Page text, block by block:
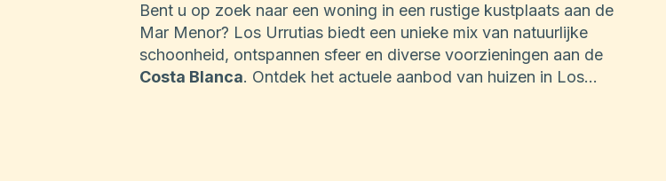
Bent u op zoek naar een woning in een rustige kustplaats aan de
Mar Menor? Los Urrutias biedt een unieke mix van natuurlijke
schoonheid, ontspannen sfeer en diverse voorzieningen aan de
Costa Blanca. Ontdek het actuele aanbod van huizen in Los